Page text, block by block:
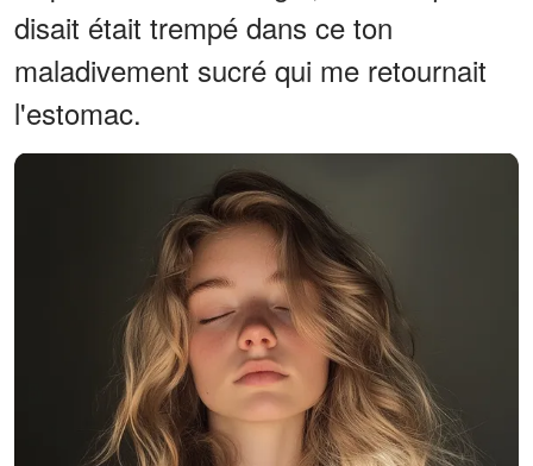
disait était trempé dans ce ton
maladivement sucré qui me retournait
l'estomac.